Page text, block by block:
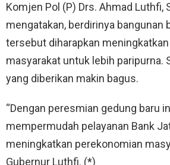
Komjen Pol (P) Drs. Ahmad Luthfi,
mengatakan, berdirinya bangunan
tersebut diharapkan
masyarakat untuk lebih paripurna.
yang diberikan makin bagus.
“Dengan peresmian gedung baru
mempermudah pelayanan Bank
meningkatkan perekonomian
Gubernur Luthfi. (*)